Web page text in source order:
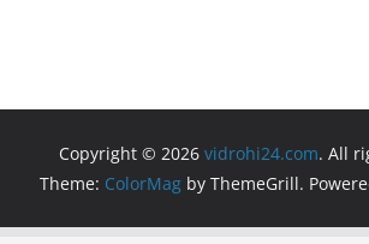
Copyright © 2026 vidrohi24.com. All
Theme: ColorMag by ThemeGrill.